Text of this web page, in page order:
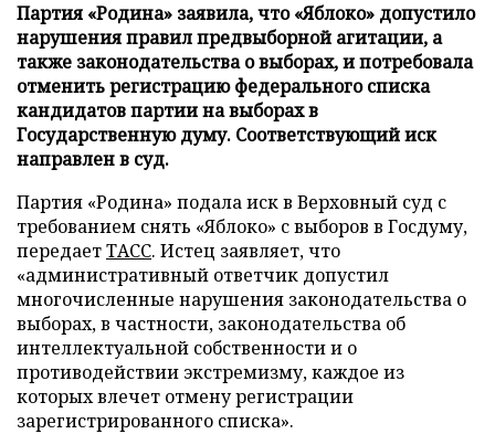
Партия «Родина» заявила, что «Яблоко» допустило
нарушения правил предвыборной агитации, а
также законодательства о выборах, и потребовала
отменить регистрацию федерального списка
кандидатов партии на выборах в
Государственную думу. Соответствующий иск
направлен в суд.
Партия «Родина» подала иск в Верховный суд с
требованием снять «Яблоко» с выборов в Госдуму,
передаетТАСС. Истец заявляет, что
«административный ответчик допустил
многочисленные нарушения законодательства о
выборах, в частности, законодательства об
интеллектуальной собственности и о
противодействии экстремизму, каждое из
которых влечет отмену регистрации
зарегистрированного списка».